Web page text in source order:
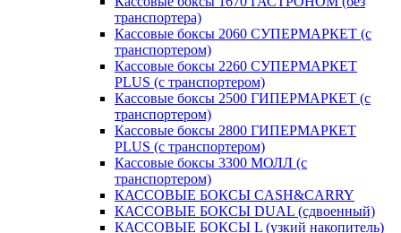
транспортера)
Кассовые боксы 2060 СУПЕРМАРКЕТ (с
транспортером)
Кассовые боксы 2260 СУПЕРМАРКЕТ
PLUS (с транспортером)
Кассовые боксы 2500 ГИПЕРМАРКЕТ (с
транспортером)
Кассовые боксы 2800 ГИПЕРМАРКЕТ
PLUS (с транспортером)
Кассовые боксы 3300 МОЛЛ (с
транспортером)
КАССОВЫЕ БОКСЫ CASH&CARRY
КАССОВЫЕ БОКСЫ DUAL (сдвоенный)
КАССОВЫЕ БОКСЫ L (узкий накопитель)